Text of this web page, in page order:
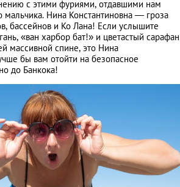
с этими фуриями, отдавшими нам
мальчика. Нина Константиновна — гроза
бассейнов и Ко Лана! Если услышите
«ван харбор бат!» и цветастый сарафан
массивной спине, это Нина
бы вам отойти на безопасное
до Банкока!